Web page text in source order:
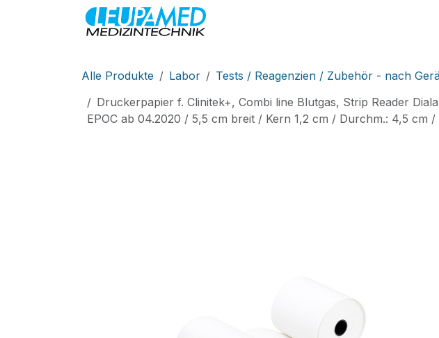
Zum Inhalt springen
Alle Produkte Labor Tests / Reagenzien / Zubehör - nach
Druckerpapier f. Clinitek+, Combi line Blutgas, Strip Reader
EPOC ab 04.2020 / 5,5 cm breit / Kern 1,2 cm / Durchm.: 4,5 cm /